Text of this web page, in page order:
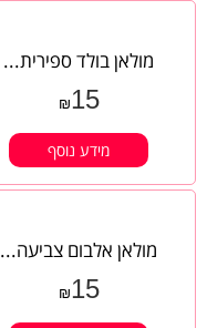
מולאן בולד ספירית...
₪15
מידע נוסף
מולאן אלבום צביעה...
₪15